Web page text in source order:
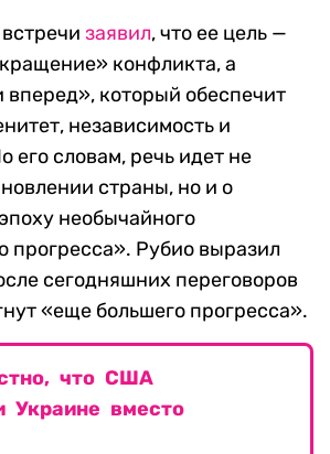
заявил, что ее цель —
конфликта, а
вперед», который обеспечит
независимость и
его словам, речь идет не
страны, но и о
необычайного
прогресса». Рубио выразил
сегодняшних переговоров
«еще большего прогресса».
что США
Украине вместо